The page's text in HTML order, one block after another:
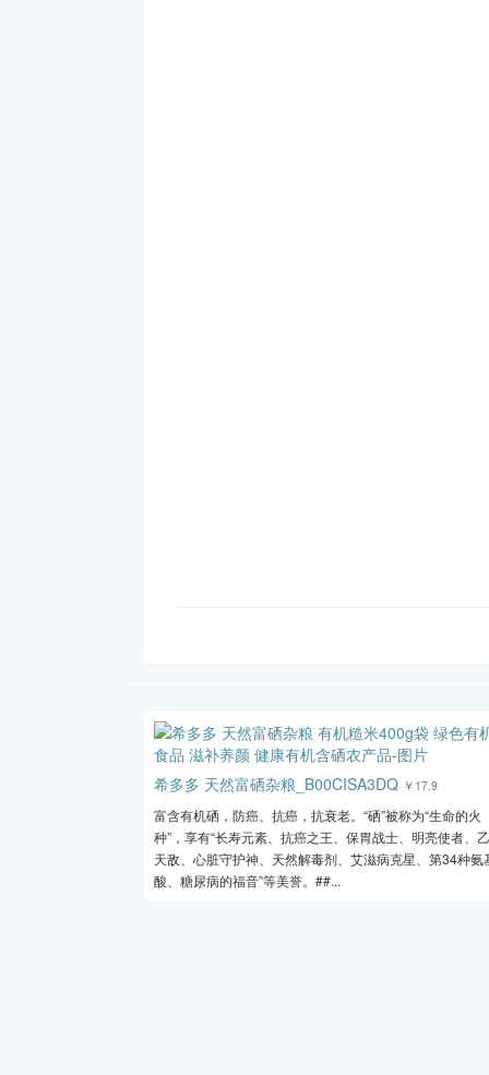
希多多 天然富硒杂粮_B00CISA3DQ ￥17.9
富含有机硒，防癌、抗癌，抗衰老。“硒”被称为“生命的火
种”，享有“长寿元素、抗癌之王、保胃战士、明亮使者、
天敌、心脏守护神、天然解毒剂、艾滋病克星、第34种氨
酸、糖尿病的福音”等美誉。##...